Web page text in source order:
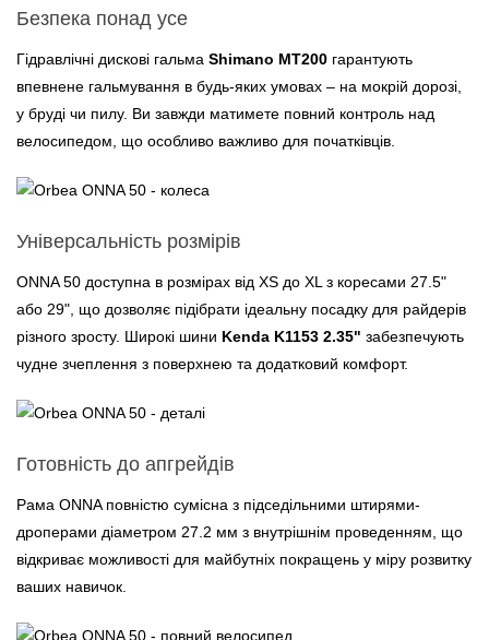
Безпека понад усе
Гідравлічні дискові гальма Shimano MT200 гарантують
впевнене гальмування в будь-яких умовах – на мокрій дорозі,
у бруді чи пилу. Ви завжди матимете повний контроль над
велосипедом, що особливо важливо для початківців.
Універсальність розмірів
ONNA 50 доступна в розмірах від XS до XL з коресами 27.5"
або 29", що дозволяє підібрати ідеальну посадку для райдерів
різного зросту. Широкі шини Kenda K1153 2.35" забезпечують
чудне зчеплення з поверхнею та додатковий комфорт.
Готовність до апгрейдів
Рама ONNA повністю сумісна з підседільними штирями-
дроперами діаметром 27.2 мм з внутрішнім проведенням, що
відкриває можливості для майбутніх покращень у міру розвитку
ваших навичок.